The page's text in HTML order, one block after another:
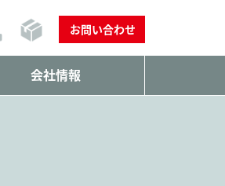
お問い合わせ
会社情報